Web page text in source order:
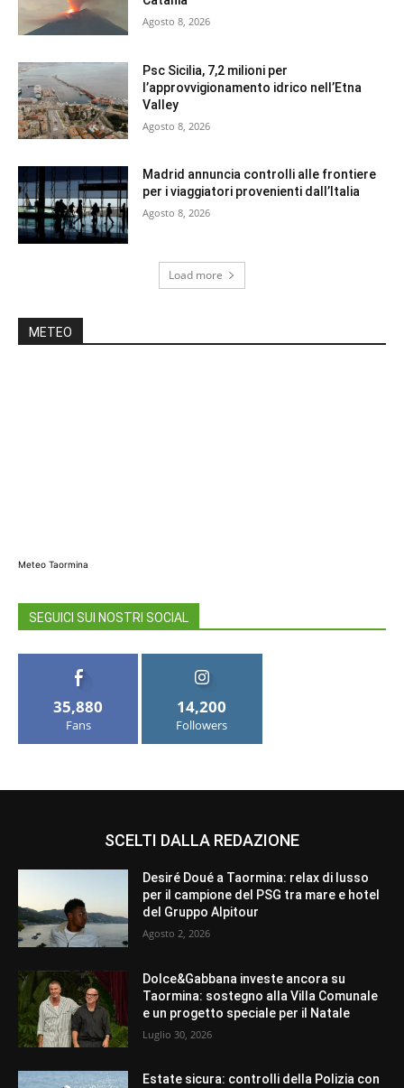
Agosto 8, 2026
Psc Sicilia, 7,2 milioni per
l’approvvigionamento idrico nell’Etna
Valley
Agosto 8, 2026
Madrid annuncia controlli alle frontiere
per i viaggiatori provenienti dall’Italia
Agosto 8, 2026
Load more
METEO
Meteo Taormina
SEGUICI SUI NOSTRI SOCIAL
35,880
Fans
14,200
Followers
SCELTI DALLA REDAZIONE
Desiré Doué a Taormina: relax di lusso
per il campione del PSG tra mare e hotel
del Gruppo Alpitour
Agosto 2, 2026
Dolce&Gabbana investe ancora su
Taormina: sostegno alla Villa Comunale
e un progetto speciale per il Natale
Luglio 30, 2026
Estate sicura: controlli della Polizia con